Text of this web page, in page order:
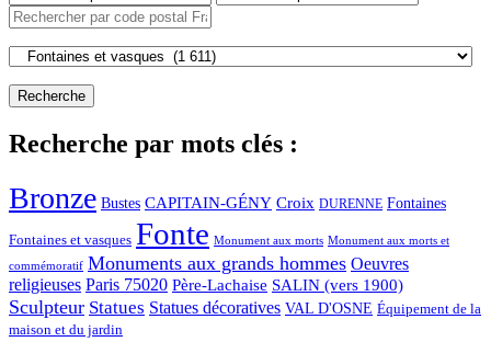
Recherche par mots clés :
Bronze Bustes CAPITAIN-GÉNY Croix DURENNE Fontaines
Fontaines et vasques Fonte Monument aux morts Monument aux morts et
commémoratif Monuments aux grands hommes Oeuvres
religieuses Paris 75020 Père-Lachaise SALIN (vers 1900)
Sculpteur Statues Statues décoratives VAL D'OSNE Équipement de la
maison et du jardin